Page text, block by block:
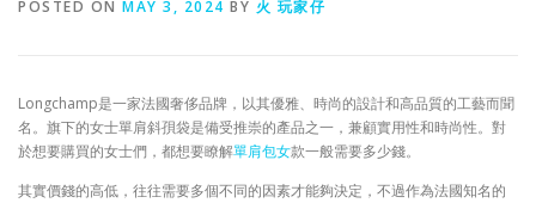
POSTED ON MAY 3, 2024 BY 火 玩家仔
Longchamp是一家法國奢侈品牌，以其優雅、時尚的設計和高品質的工藝而聞
名。旗下的女士單肩斜孭袋是備受推崇的產品之一，兼顧實用性和時尚性。對
於想要購買的女士們，都想要瞭解單肩包女款一般需要多少錢。
其實價錢的高低，往往需要多個不同的因素才能夠決定，不過作為法國知名的